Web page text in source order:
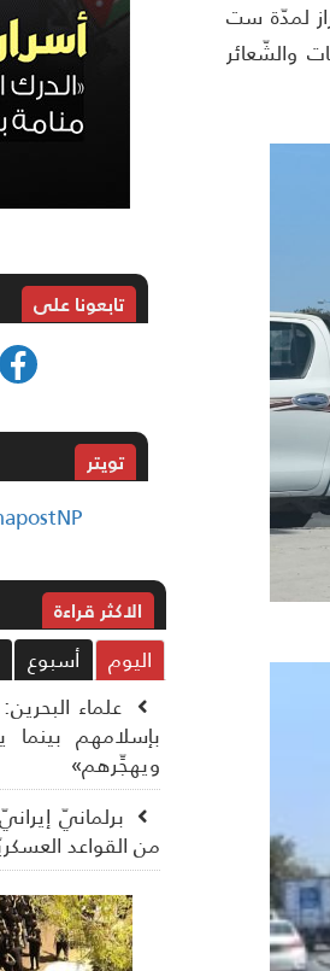
لمدّة ست
قمع الحريّات والشّعائر
تابعونا على
تويتر
الاکثر قراءة
اليوم
أسبوع
علماء
بإسلامهم
ويهجِّرهم»
برلمانيّ
من القواعد